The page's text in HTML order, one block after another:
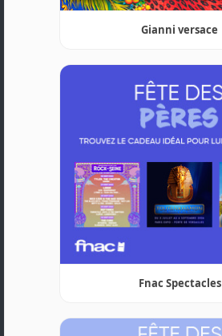
Gianni versace
Fnac Spectacles